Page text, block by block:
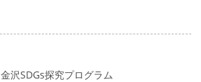
金沢SDGs探究プログラム